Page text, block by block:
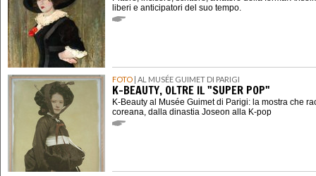
liberi e anticipatori del suo tempo.
FOTO | AL MUSÉE GUIMET DI PARIGI
K-BEAUTY, OLTRE IL "SUPER POP"
K-Beauty al Musée Guimet di Parigi: la mostra che
coreana, dalla dinastia Joseon alla K-pop